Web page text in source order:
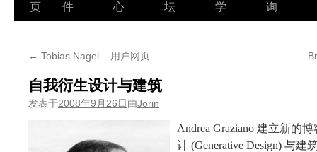
至页 件 心 坛 学 询
← Tobias Nagel – 用户网页
自我衍生设计与建筑
发表于2008年9月26日由Jorin
Andrea Graziano 建立新的博
计 (Generative Design) 与